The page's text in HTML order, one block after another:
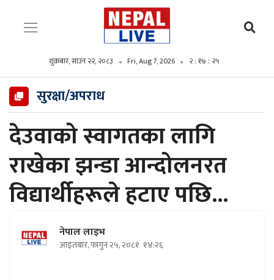
शुक्रबार, साउन २२, २०८३ Fri, Aug 7, 2026 २ : १७ : २६
सुरक्षा/अपराध
देउवाको स्वागतका लागि
राखेका झन्डा आन्दोलनरत
विद्यार्थीहरूले हटाए पछि...
नेपाल लाइभ
आइतबार, फागुन २५, २०८१ १४:२६